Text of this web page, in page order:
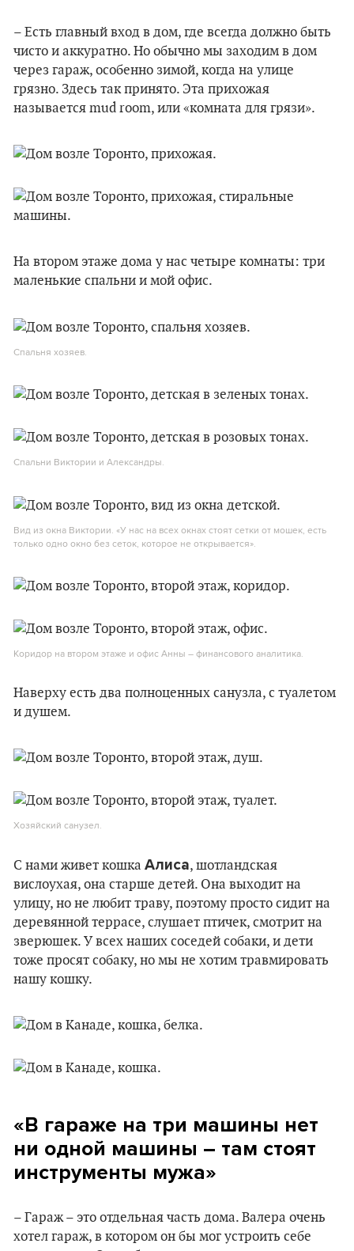
– Есть главный вход в дом, где всегда должно быть
чисто и аккуратно. Но обычно мы заходим в дом
через гараж, особенно зимой, когда на улице
грязно. Здесь так принято. Эта прихожая
называется mud room, или «комната для грязи».
На втором этаже дома у нас четыре комнаты: три
маленькие спальни и мой офис.
Спальня хозяев.
Спальни Виктории и Александры.
Вид из окна Виктории. «У нас на всех окнах стоят сетки от мошек, есть
только одно окно без сеток, которое не открывается».
Коридор на втором этаже и офис Анны – финансового аналитика.
Наверху есть два полноценных санузла, с туалетом
и душем.
Хозяйский санузел.
С нами живет кошка Алиса, шотландская
вислоухая, она старше детей. Она выходит на
улицу, но не любит траву, поэтому просто сидит на
деревянной террасе, слушает птичек, смотрит на
зверюшек. У всех наших соседей собаки, и дети
тоже просят собаку, но мы не хотим травмировать
нашу кошку.
«В гараже на три машины нет
ни одной машины – там стоят
инструменты мужа»
– Гараж – это отдельная часть дома. Валера очень
хотел гараж, в котором он бы мог устроить себе